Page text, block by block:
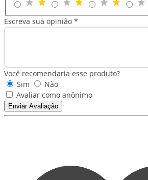
Escreva sua opinião *
Você recomendaria esse produto?
Sim
Não
Avaliar como anônimo
Enviar Avaliação